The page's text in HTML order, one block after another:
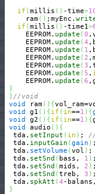
if (millis ( ) -time>
     ram
( ) ;myEnc.
if (millis ( ) -time1>
     EEPROM.
update (0
     EEPROM.
update (4
     EEPROM.
update ( 1
     EEPROM.
update (2
     EEPROM.
update (3
     EEPROM.
update (5 ,
     EEPROM.
update (6
}
}//void
void
ram( ) {
void
g1 ( ) {if ( in==1 ) {
void
g2 ( ) {if ( in==1 ) {
void
audio ( ) {
  tda.
setInput ( in ) ;
  tda.
inputGain (gain )
  tda.
setVolume (vol ) ;
  tda.
setSnd ( bass, 1 )
  tda.
setSnd (mids, 2 ) ;
  tda.
setSnd (treb, 3 )
  tda.
spkAtt (4-
}